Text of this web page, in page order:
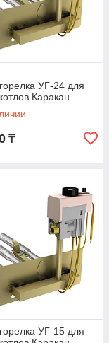
УГ-24 для
Каракан
₸
УГ-15 для